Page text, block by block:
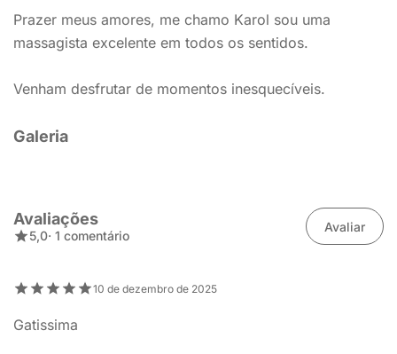
Prazer meus amores, me chamo Karol sou uma
massagista excelente em todos os sentidos.
Venham desfrutar de momentos inesquecíveis.
Galeria
Avaliações
5,0· 1 comentário
Avaliar
10 de dezembro de 2025
Gatissima